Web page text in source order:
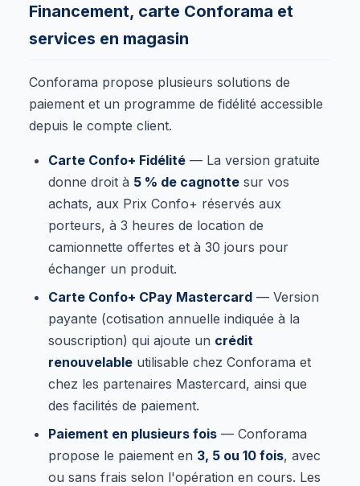
Financement, carte Conforama et
services en magasin
Conforama propose plusieurs solutions de
paiement et un programme de fidélité accessible
depuis le compte client.
Carte Confo+ Fidélité — La version gratuite
donne droit à 5 % de cagnotte sur vos
achats, aux Prix Confo+ réservés aux
porteurs, à 3 heures de location de
camionnette offertes et à 30 jours pour
échanger un produit.
Carte Confo+ CPay Mastercard — Version
payante (cotisation annuelle indiquée à la
souscription) qui ajoute un crédit
renouvelable utilisable chez Conforama et
chez les partenaires Mastercard, ainsi que
des facilités de paiement.
Paiement en plusieurs fois — Conforama
propose le paiement en 3, 5 ou 10 fois, avec
ou sans frais selon l'opération en cours. Les